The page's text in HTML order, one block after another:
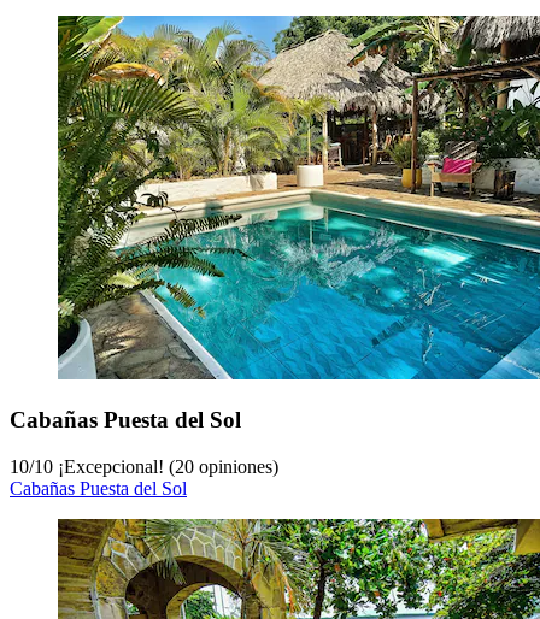
Cabañas Puesta del Sol
10/10 ¡Excepcional! (20 opiniones)
Cabañas Puesta del Sol